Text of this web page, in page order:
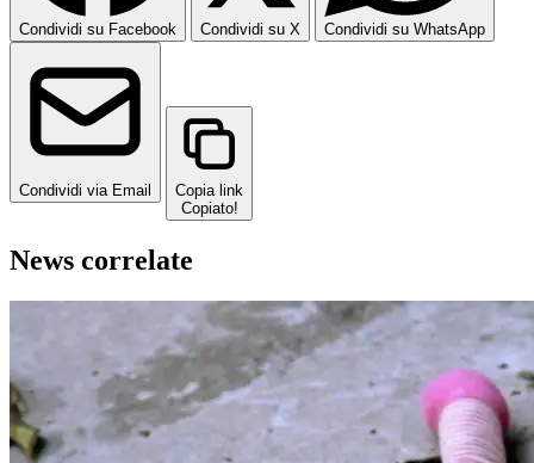
Condividi su Facebook Condividi su X Condividi su WhatsApp
Condividi via Email
Copia link
Copiato!
News correlate